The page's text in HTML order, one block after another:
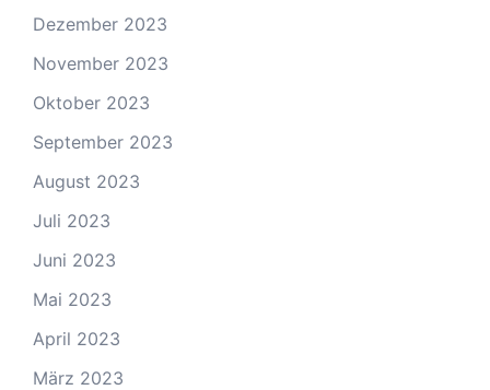
Dezember 2023
November 2023
Oktober 2023
September 2023
August 2023
Juli 2023
Juni 2023
Mai 2023
April 2023
März 2023